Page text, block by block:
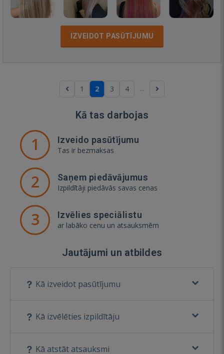
IZVEIDOT PASŪTĪJUMU
1 2 3 4 ...
Kā tas darbojas
1 Izveido pasūtījumu
Tas ir bezmaksas
2 Saņem piedāvājumus
Izpildītāji piedāvās savas cenas
3 Izvēlies speciālistu
ar labāko cenu un atsauksmēm
Jautājumi un atbildes
Kā izveidot pasūtījumu
Kā izvēlēties izpildītāju
Kā atstāt atsauksmi